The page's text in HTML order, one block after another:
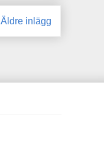
Äldre inlägg